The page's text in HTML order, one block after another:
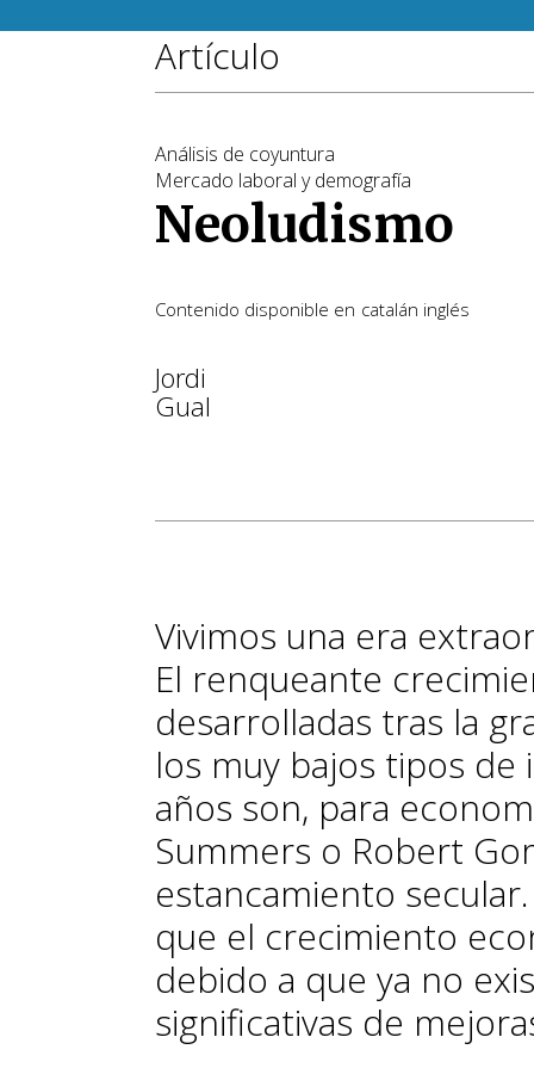
Artículo
Análisis de coyuntura
Mercado laboral y demografía
Neoludismo
Contenido disponible en catalán inglés
Jordi
Gual
Vivimos una era
El renqueante
desarrolladas tras la
los muy bajos tipos
años son, para
Summers o Robert
estancamiento
que el crecimiento
debido a que ya no
significativas de